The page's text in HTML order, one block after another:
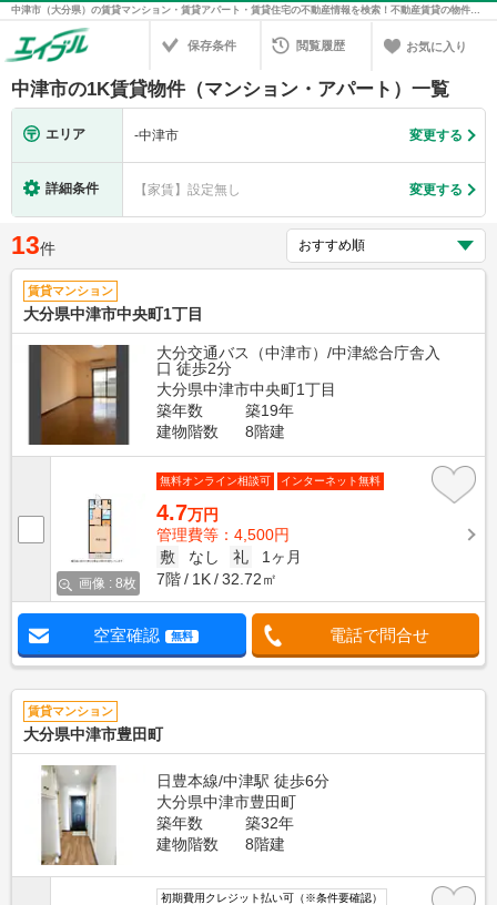
中津市（大分県）の賃貸マンション・賃貸アパート・賃貸住宅の不動産情報を検索！不動産賃貸の物件探しは、お部屋探しのエイブル
保存条件 閲覧履歴 お気に入り
中津市の1K賃貸物件（マンション・アパート）一覧
エリア -中津市 変更する
詳細条件 【家賃】設定無し 変更する
13件
賃貸マンション
大分県中津市中央町1丁目
大分交通バス（中津市）/中津総合庁舎入
口 徒歩2分
大分県中津市中央町1丁目
築年数
築19年
建物階数
8階建
画像 : 8枚
無料オンライン相談可 インターネット無料
4.7万円
管理費等：4,500円
敷
なし 礼
1ヶ月
7階
1K 32.72㎡
空室確認 無料 電話で問合せ
賃貸マンション
大分県中津市豊田町
日豊本線/中津駅 徒歩6分
大分県中津市豊田町
築年数
築32年
建物階数
8階建
初期費用クレジット払い可（※条件要確認）